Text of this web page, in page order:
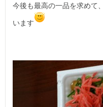
今後も最高の一品を求めて
います